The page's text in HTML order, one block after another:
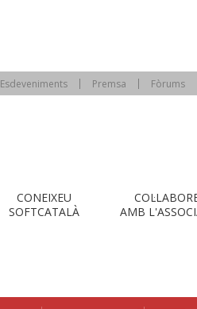
Esdeveniments Premsa Fòrums
CONEIXEU
SOFTCATALÀ
AMB